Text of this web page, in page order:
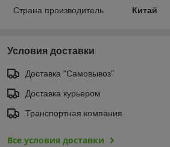
Страна производитель
Китай
Условия доставки
Доставка "Самовывоз"
Доставка курьером
Транспортная компания
Все условия доставки